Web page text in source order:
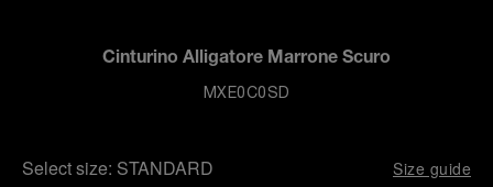
Cinturino Alligatore Marrone Scuro
MXE0C0SD
Select size: STANDARD Size guide